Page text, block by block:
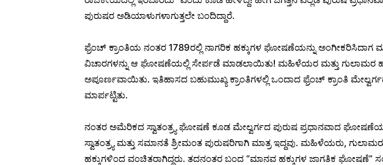
ಪುರುಷರ ಅಡಿಯಾಳುಗಳಾಗುತ್ತಲೇ ಬಂದಿದ್ದಾರೆ.
ಫ್ರೆಂಚ್ ಕ್ರಾಂತಿಯ ನಂತರ 1789ರಲ್ಲಿ ನಾಗರಿಕ ಹಕ್ಕುಗಳ ಘೋಷಣೆಯನ್ನು
ವಿಚಾರಗಳನ್ನು ಆ ಘೋಷಣೆಯಲ್ಲಿ ಸೇರ್ಪಡೆ ಮಾಡಲಾಯಿತು! ಮಹಿಳೆಯರ ಮತ್ತು ಗುಲಾಮರ
ಅಪೂರ್ಣವಾಯಿತು. ಇತಿಹಾಸದ ಬಹುಮುಖ್ಯ ಕ್ರಾಂತಿಗಳಲ್ಲಿ ಒಂದಾದ ಫ್ರೆಂಚ್ ಕ್ರಾಂತಿ
ಮಾರ್ಪಟ್ಟಿತು.
ನಂತರ ಅಮೆರಿಕದ ಸ್ವಾತಂತ್ರ್ಯ ಘೋಷಣೆ ಕೂಡ ಮೇಲ್ವರ್ಗದ ಪುರುಷ ಪ್ರಧಾನವಾದ
ಸ್ವಾತಂತ್ರ್ಯ ಮತ್ತು ಸಮಾನತೆ ಶ್ರೀಮಂತ ಪುರುಷರಿಗಾಗಿ ಮಾತ್ರ ಇದ್ದವು. ಮಹಿಳೆಯರು,
ಹಕ್ಕುಗಳಿಂದ ವಂಚಿತರಾಗಿದ್ದರು. ತದನಂತರ ಬಂದ “ಮಾನವ ಹಕ್ಕುಗಳ ಜಾಗತಿಕ ಘೋಷಣೆ”